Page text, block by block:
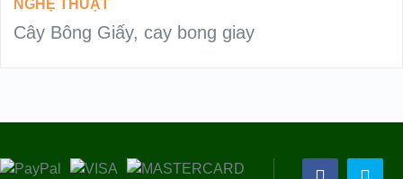
QUICK LOOK
NGHỆ THUẬT
Cây Bông Giấy, cay bong giay